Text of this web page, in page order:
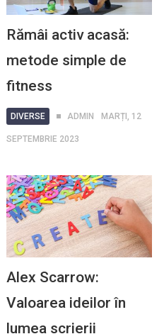
Rămâi activ acasă:
metode simple de
fitness
DIVERSE ADMIN MARȚI, 12
SEPTEMBRIE 2023
Alex Scarrow:
Valoarea ideilor în
lumea scrierii